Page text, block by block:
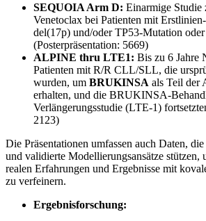
SEQUOIA Arm D: Einarmige Studie
Venetoclax bei Patienten mit
del(17p) und/oder TP53-Mutation oder
(Posterpräsentation: 5669)
ALPINE thru LTE1: Bis zu 6 Jahre
Patienten mit R/R CLL/SLL, die
wurden, um BRUKINSA als Teil der
erhalten, und die BRUKINSA-
Verlängerungsstudie (LTE-1)
2123)
Die Präsentationen umfassen auch Daten,
und validierte Modellierungsansätze stützen,
realen Erfahrungen und Ergebnisse mit
zu verfeinern.
Ergebnisforschung: